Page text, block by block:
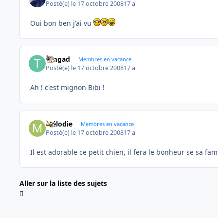
Posté(e) le 17 octobre 200817 a
Oui bon ben j'ai vu
timgad Membres en vacance
Posté(e) le 17 octobre 200817 a
Ah ! c'est mignon Bibi !
Mélodie Membres en vacance
Posté(e) le 17 octobre 200817 a
Il est adorable ce petit chien, il fera le bonheur se sa
Aller sur la liste des sujets